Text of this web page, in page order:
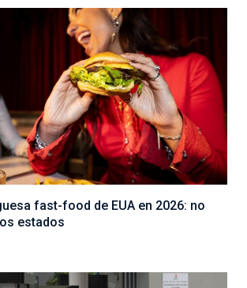
fast-food de EUA en 2026: no
estados